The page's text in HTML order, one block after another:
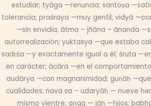
estudiar; tyāga —renuncia; santoṣa
tolerancia; praśraya —muy gentil; vidyā
—sin envidia; ātma – jñāna – ānanda
autorrealización; yuktasya —que estaba
sadṛśa —y exactamente igual a él; śruta
en carácter; ācāra —en el
audārya —con magnanimidad; guṇāḥ
cualidades; nava sa – udaryāḥ — nueve
mismo vientre; aṅga — jāḥ —hijos;